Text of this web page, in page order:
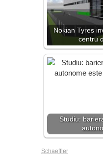
Nokian Tyres
centru
Studiu:
Schaeffler